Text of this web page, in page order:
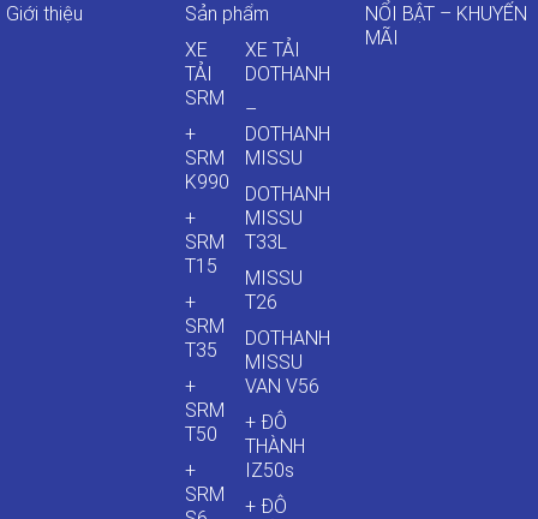
Giới thiệu
Sản phẩm
XE
TẢI
SRM
+
SRM
K990
+
SRM
T15
+
SRM
T35
+
SRM
T50
+
SRM
XE TẢI
DOTHANH
–
DOTHANH
MISSU
DOTHANH
MISSU
T33L
MISSU
T26
DOTHANH
MISSU
VAN V56
+ ĐÔ
THÀNH
IZ50s
+ ĐÔ
NỔI BẬT – KHUYẾN
MÃI